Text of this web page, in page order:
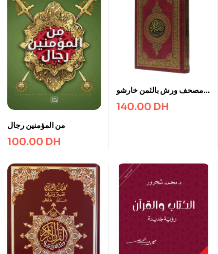
من المؤمنين رجال
100.00 DH
مصحف ورش بالثمن خارشو
28*20 فني140.00 DH